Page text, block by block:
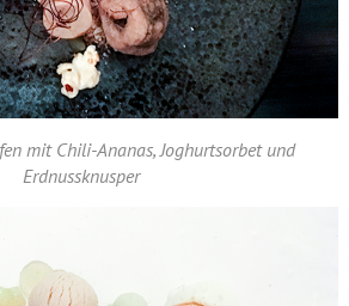
mit Chili-Ananas, Joghurtsorbet und
Erdnussknusper